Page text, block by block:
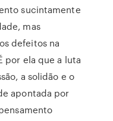
sucintamente
mas
defeitos na
por ela que a luta
a solidão e o
apontada por